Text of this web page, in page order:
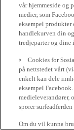
vår hjemmeside og
medier, som
eksempel
handlekurven din
tredjeparter og dine
Cookies for
på nettstedet vårt
enkelt kan dele
eksempel
medieleverandører,
sporer
Om du vil kunna